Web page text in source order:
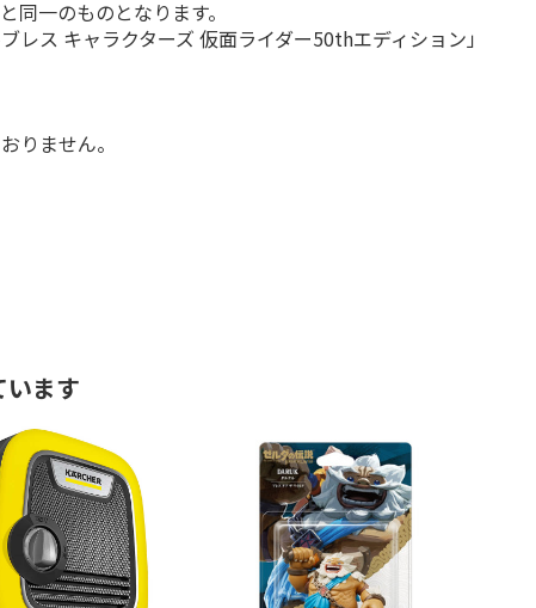
一のものとなります。
ス キャラクターズ 仮面ライダー50thエディション」
りません。
います